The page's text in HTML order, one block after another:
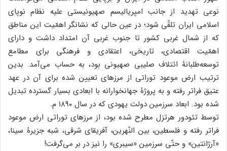
نوعی تهدید از جانب امپریالیسم صهیونیستی علیه نظام نوپای
اسلامی ایران تلقّی شود؛ در عین حالی که نشانگر اهمّیت این مناطق
که از شمال غربی کشور تا جنوب غربی آن امتداد داشت و دارای
اهمّیت اقتصادی، تاریخی، اعتقادی و فرهنگی برای مطامع
توسعه‌طلبانۀ ائتلاف صلیبی صهیونی بود، به حساب می‌آمد. بدین
ترتیب ارض موعود توراتی از مرزهای تعیین شده برای آن در عهد
عتیق فراتر رفته و به پروژۀ جهانخوارانه با ابعادی بسیار گسترده تبدیل
شده بود. ابعاد سرزمین دولت یهودی که در سال ۱۸۹۰ م.
توسط تئودور هرتزل مطرح شده بود، از مرزهای توراتی ارض موعود
فراتر رفته و فلسطین، بین النّهرین، آفریقای شرقی، شبه جزیرۀ سینا،
«آرژانتین» و حتّی سرزمین «سیبری» را نیز در بر می‌گرفت!